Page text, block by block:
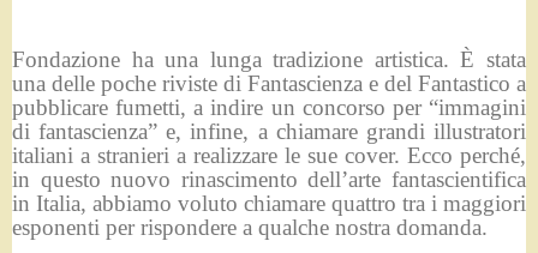
Fondazione ha una lunga tradizione artistica. È stata
una delle poche riviste di Fantascienza e del Fantastico a
pubblicare fumetti, a indire un concorso per “immagini
di fantascienza” e, infine, a chiamare grandi illustratori
italiani a stranieri a realizzare le sue cover. Ecco perché,
in questo nuovo rinascimento dell’arte fantascientifica
in Italia, abbiamo voluto chiamare quattro tra i maggiori
esponenti per rispondere a qualche nostra domanda.